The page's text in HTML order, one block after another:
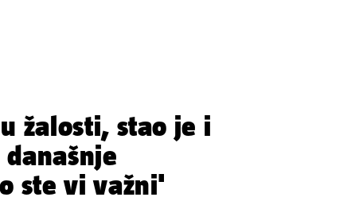
u žalosti, stao je i
ste vi važni'